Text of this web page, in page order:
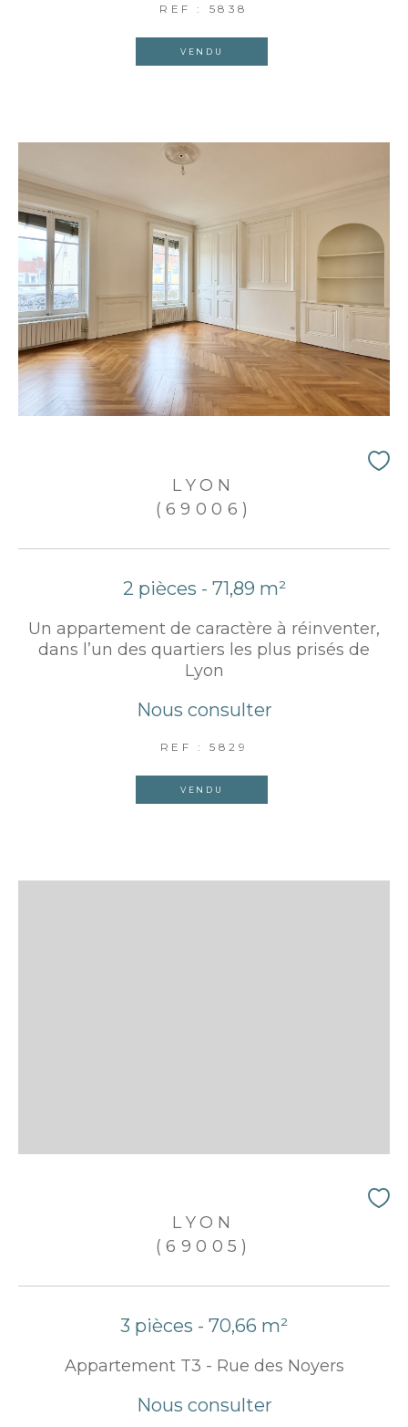
REF : 5838
VENDU
LYON
(69006)
2 pièces - 71,89 m²
Un appartement de caractère à réinventer,
dans l’un des quartiers les plus prisés de
Lyon
Nous consulter
REF : 5829
VENDU
LYON
(69005)
3 pièces - 70,66 m²
Appartement T3 - Rue des Noyers
Nous consulter